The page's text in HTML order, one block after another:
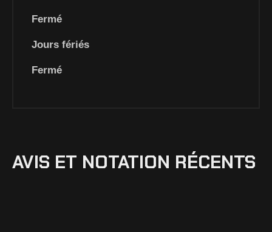
Fermé
Jours fériés
Fermé
AVIS ET NOTATION RÉCENTS